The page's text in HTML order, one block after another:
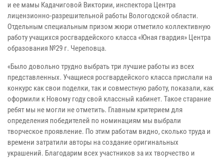
и ее мамы Кадачиговой Виктории, инспектора Центра
лицензионно-разрешительной работы Вологодской области.
Отдельным специальным призом жюри отметило коллективную
работу учащихся росгвардейского класса «Юная гвардия» Центра
образования №29 г. Череповца.
«Было довольно трудно выбрать три лучшие работы из всех
представленных. Учащиеся росгвардейского класса прислали на
конкурс как свои поделки, так и совместную работу, показали, как
оформили к Новому году свой классный кабинет. Такое старание
ребят мы не могли не отметить. Главным критерием для
определения победителей по номинациям мы выбрали
творческое проявление. По этим работам видно, сколько труда и
времени затратили авторы на создание оригинальных
украшений. Благодарим всех участников за их творчество и